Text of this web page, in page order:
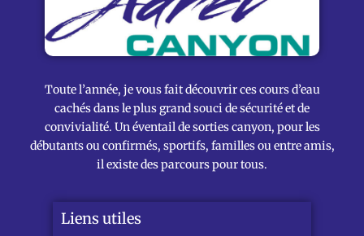
Toute l’année, je vous fait découvrir ces cours d’eau
cachés dans le plus grand souci de sécurité et de
convivialité. Un éventail de sorties canyon, pour les
débutants ou confirmés, sportifs, familles ou entre amis,
il existe des parcours pour tous.
Liens utiles